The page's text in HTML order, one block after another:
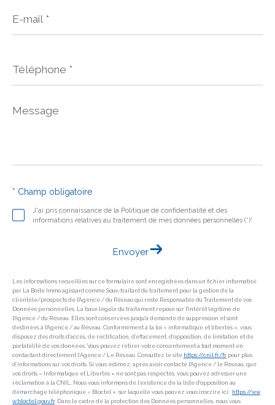
mail
*
Message
J'ai pris connaissance de la Politique de confidentialité et des
informations relatives au traitement de mes données personnelles (*)*
* Champ obligatoire
Envoyer
Les informations recueillies sur ce formulaire sont enregistrées dans un fichier informatisé
par La Boite Immo agissant comme Sous-traitant du traitement pour la gestion de la
clientèle/prospects de l'Agence / du Réseau qui reste Responsable du Traitement de vos
Données personnelles. La base légale du traitement repose sur l'intérêt légitime de
l'Agence / du Réseau. Elles sont conservées jusqu'à demande de suppression et sont
destinées à l'Agence / au Réseau. Conformément à la loi « informatique et libertés », vous
disposez des droits d’accès, de rectification, d’effacement, d’opposition, de limitation et de
portabilité de vos données. Vous pouvez retirer votre consentement à tout moment en
contactant directement l’Agence / Le Réseau. Consultez le site https://cnil.fr/fr pour plus
d’informations sur vos droits. Si vous estimez, après avoir contacté l'Agence / le Réseau, que
vos droits « Informatique et Libertés » ne sont pas respectés, vous pouvez adresser une
réclamation à la CNIL. Nous vous informons de l’existence de la liste d'opposition au
démarchage téléphonique « Bloctel », sur laquelle vous pouvez vous inscrire ici : https://ww
w.bloctel.gouv.fr. Dans le cadre de la protection des Données personnelles, nous vous